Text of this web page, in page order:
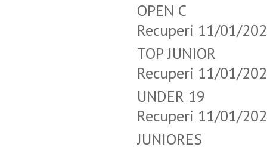
OPEN C
Recuperi 11/01/
TOP
Recuperi 11/01/
UNDER
Recuperi 11/01/